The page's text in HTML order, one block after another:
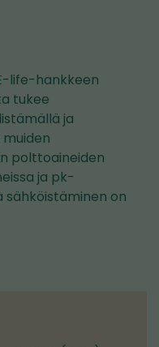
life-hankkeen
tukee
ja
polttoaineiden
ja pk-
sähköistäminen on